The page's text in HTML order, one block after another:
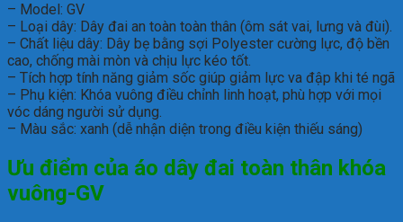
– Model: GV
– Loại dây: Dây đai an toàn toàn thân (ôm sát vai, lưng và đùi).
– Chất liệu dây: Dây bẹ bằng sợi Polyester cường lực, độ bền
cao, chống mài mòn và chịu lực kéo tốt.
– Tích hợp tính năng giảm sốc giúp giảm lực va đập khi té ngã
– Phụ kiện: Khóa vuông điều chỉnh linh hoạt, phù hợp với mọi
vóc dáng người sử dụng.
– Màu sắc: xanh (dễ nhận diện trong điều kiện thiếu sáng)
Ưu điểm của áo dây đai toàn thân khóa
vuông-GV